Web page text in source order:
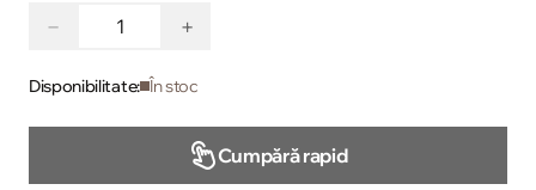
− +
Disponibilitate: În stoc
Cumpără rapid